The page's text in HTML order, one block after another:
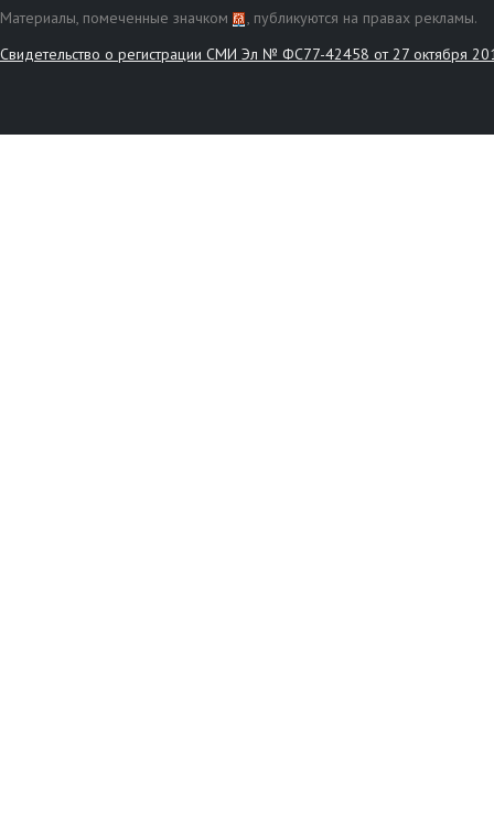
Материалы, помеченные значком
, публикуются на правах рекламы.
Свидетельство о регистрации СМИ Эл № ФС77-42458 от 27 октября